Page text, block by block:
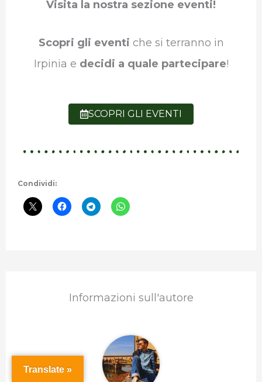
Visita la nostra sezione eventi!
Scopri gli eventi che si terranno in
Irpinia e decidi a quale partecipare!
SCOPRI GLI EVENTI
Condividi:
Informazioni sull'autore
Translate »